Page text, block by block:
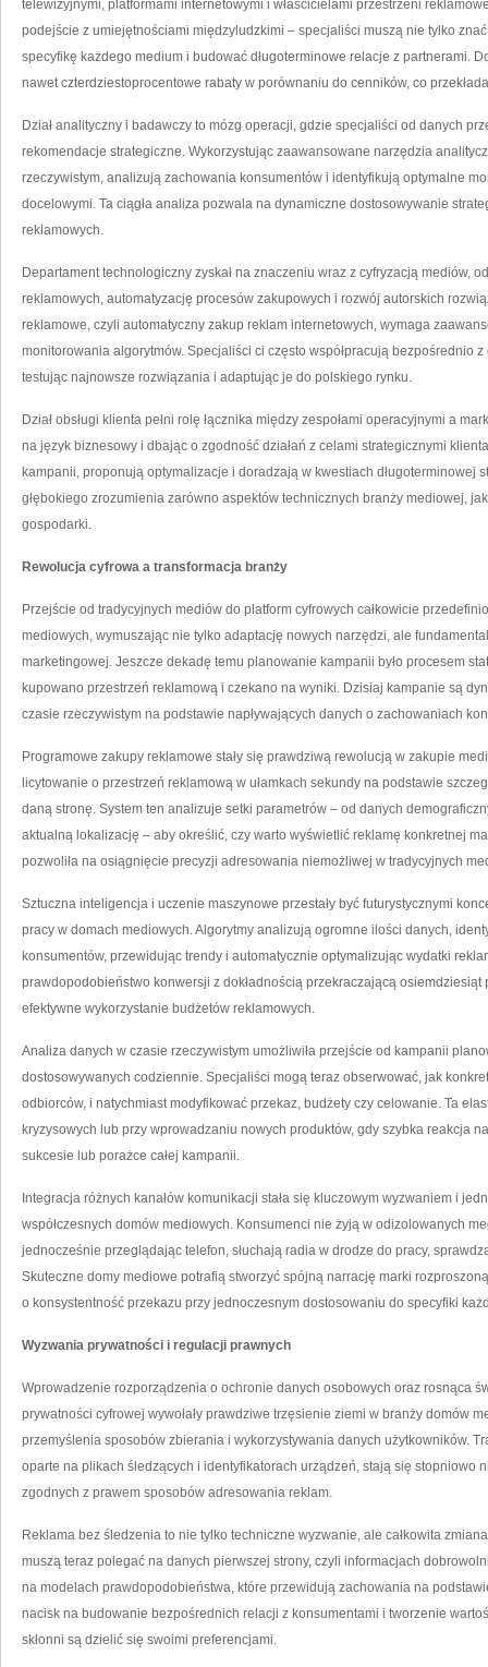
telewizyjnymi, platformami internetowymi i właścicielami przestrzeni
podejście z umiejętnościami międzyludzkimi – specjaliści muszą nie tylko
specyfikę każdego medium i budować długoterminowe relacje z partnerami.
nawet czterdziestoprocentowe rabaty w porównaniu do cenników, co
Dział analityczny i badawczy to mózg operacji, gdzie specjaliści od danych
rekomendacje strategiczne. Wykorzystując zaawansowane narzędzia
rzeczywistym, analizują zachowania konsumentów i identyfikują optymalne
docelowymi. Ta ciągła analiza pozwala na dynamiczne dostosowywanie
reklamowych.
Departament technologiczny zyskał na znaczeniu wraz z cyfryzacją mediów,
reklamowych, automatyzację procesów zakupowych i rozwój autorskich
reklamowe, czyli automatyczny zakup reklam internetowych, wymaga
monitorowania algorytmów. Specjaliści ci często współpracują bezpośrednio
testując najnowsze rozwiązania i adaptując je do polskiego rynku.
Dział obsługi klienta pełni rolę łącznika między zespołami operacyjnymi a
na język biznesowy i dbając o zgodność działań z celami strategicznymi
kampanii, proponują optymalizacje i doradzają w kwestiach długoterminowej
głębokiego zrozumienia zarówno aspektów technicznych branży mediowej,
gospodarki.
Rewolucja cyfrowa a transformacja branży
Przejście od tradycyjnych mediów do platform cyfrowych całkowicie
mediowych, wymuszając nie tylko adaptację nowych narzędzi, ale
marketingowej. Jeszcze dekadę temu planowanie kampanii było procesem
kupowano przestrzeń reklamową i czekano na wyniki. Dzisiaj kampanie są
czasie rzeczywistym na podstawie napływających danych o zachowaniach
Programowe zakupy reklamowe stały się prawdziwą rewolucją w zakupie
licytowanie o przestrzeń reklamową w ułamkach sekundy na podstawie
daną stronę. System ten analizuje setki parametrów – od danych
aktualną lokalizację – aby określić, czy warto wyświetlić reklamę konkretnej
pozwoliła na osiągnięcie precyzji adresowania niemożliwej w tradycyjnych
Sztuczna inteligencja i uczenie maszynowe przestały być futurystycznymi
pracy w domach mediowych. Algorytmy analizują ogromne ilości danych,
konsumentów, przewidując trendy i automatycznie optymalizując wydatki
prawdopodobieństwo konwersji z dokładnością przekraczającą
efektywne wykorzystanie budżetów reklamowych.
Analiza danych w czasie rzeczywistym umożliwiła przejście od kampanii
dostosowywanych codziennie. Specjaliści mogą teraz obserwować, jak
odbiorców, i natychmiast modyfikować przekaz, budżety czy celowanie. Ta
kryzysowych lub przy wprowadzaniu nowych produktów, gdy szybka reakcja
sukcesie lub porażce całej kampanii.
Integracja różnych kanałów komunikacji stała się kluczowym wyzwaniem i
współczesnych domów mediowych. Konsumenci nie żyją w odizolowanych
jednocześnie przeglądając telefon, słuchają radia w drodze do pracy,
Skuteczne domy mediowe potrafią stworzyć spójną narrację marki
o konsystentność przekazu przy jednoczesnym dostosowaniu do specyfiki
Wyzwania prywatności i regulacji prawnych
Wprowadzenie rozporządzenia o ochronie danych osobowych oraz rosnąca
prywatności cyfrowej wywołały prawdziwe trzęsienie ziemi w branży domów
przemyślenia sposobów zbierania i wykorzystywania danych użytkowników.
oparte na plikach śledzących i identyfikatorach urządzeń, stają się stopniowo
zgodnych z prawem sposobów adresowania reklam.
Reklama bez śledzenia to nie tylko techniczne wyzwanie, ale całkowita
muszą teraz polegać na danych pierwszej strony, czyli informacjach
na modelach prawdopodobieństwa, które przewidują zachowania na
nacisk na budowanie bezpośrednich relacji z konsumentami i tworzenie
skłonni są dzielić się swoimi preferencjami.